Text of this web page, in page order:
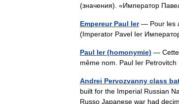
(значения). «Император
Empereur Paul Ier— Pour les
(Imperator Pavel Ier
Paul Ier (homonymie) — Cette
même nom. Paul Ier
Andrei Pervozvanny class
built for the Imperial Russian
Russo Japanese war had